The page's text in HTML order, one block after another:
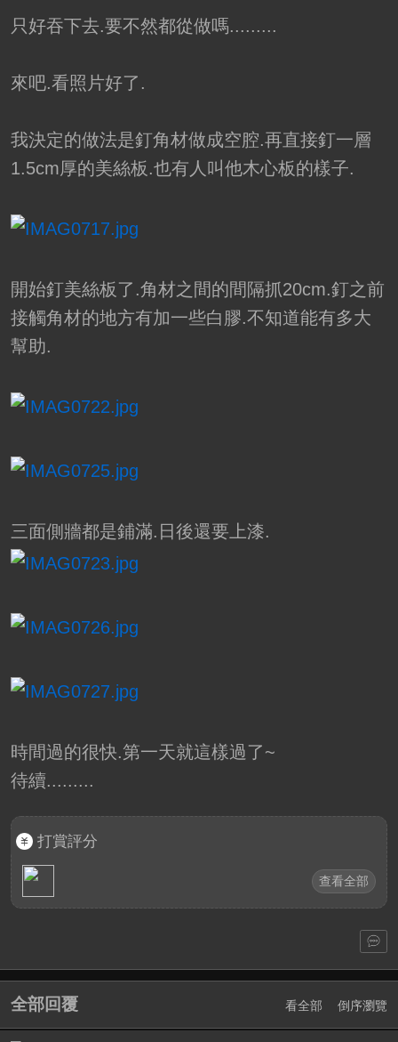
只好吞下去.要不然都從做嗎.........
來吧.看照片好了.
我決定的做法是釘角材做成空腔.再直接釘一層
1.5cm厚的美絲板.也有人叫他木心板的樣子.
開始釘美絲板了.角材之間的間隔抓20cm.釘之前
接觸角材的地方有加一些白膠.不知道能有多大
幫助.
三面側牆都是鋪滿.日後還要上漆.
時間過的很快.第一天就這樣過了~
待續.........
打賞評分
查看全部
全部回覆 看全部 倒序瀏覽